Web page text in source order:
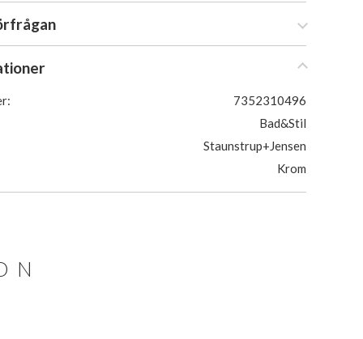
7352310496
Bad&Stil
Staunstrup+Jensen
Krom